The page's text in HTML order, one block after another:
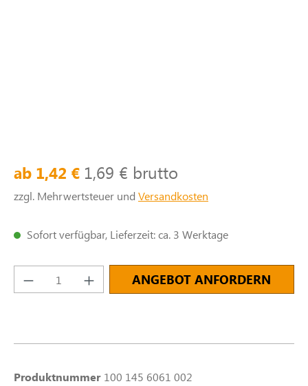
ab 1,42 € 1,69 € brutto
zzgl. Mehrwertsteuer und Versandkosten
Sofort verfügbar, Lieferzeit: ca. 3 Werktage
Produkt Anzahl: Gib den gewünschten
ANGEBOT ANFORDERN
Produktnummer 100 145 6061 002